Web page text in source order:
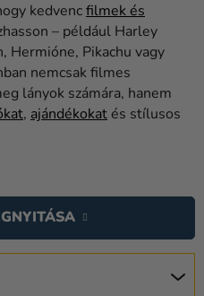
kedvencfilmek és
– például Harley
Hermióne, Pikachu vagy
nemcsak filmes
lányok számára, hanem
, ajándékokat és stílusos